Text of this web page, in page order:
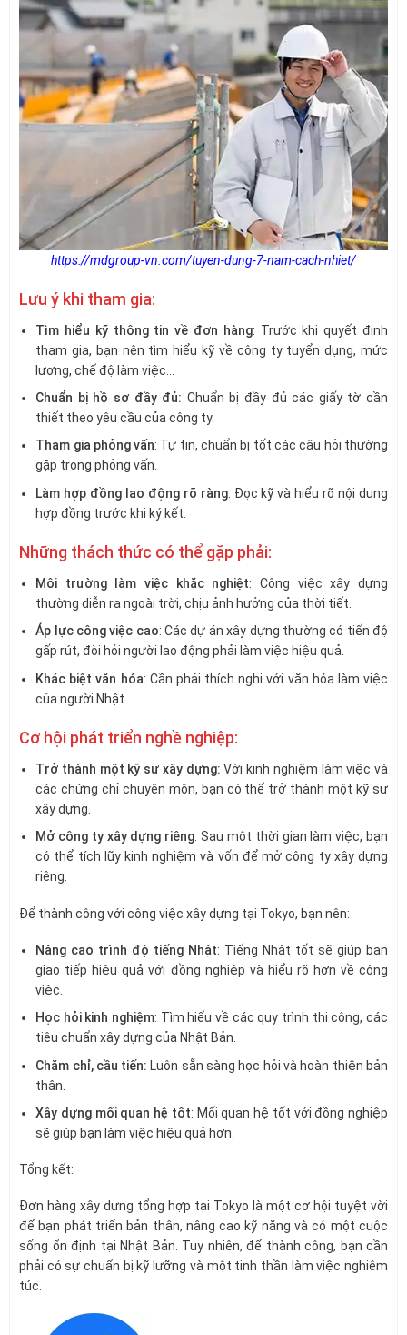
https://mdgroup-vn.com/tuyen-dung-7-nam-cach-nhiet/
Lưu ý khi tham gia:
Tìm hiểu kỹ thông tin về đơn hàng: Trước khi quyết định
tham gia, bạn nên tìm hiểu kỹ về công ty tuyển dụng, mức
lương, chế độ làm việc…
Chuẩn bị hồ sơ đầy đủ: Chuẩn bị đầy đủ các giấy tờ cần
thiết theo yêu cầu của công ty.
Tham gia phỏng vấn: Tự tin, chuẩn bị tốt các câu hỏi thường
gặp trong phỏng vấn.
Làm hợp đồng lao động rõ ràng: Đọc kỹ và hiểu rõ nội dung
hợp đồng trước khi ký kết.
Những thách thức có thể gặp phải:
Môi trường làm việc khắc nghiệt: Công việc xây dựng
thường diễn ra ngoài trời, chịu ảnh hưởng của thời tiết.
Áp lực công việc cao: Các dự án xây dựng thường có tiến độ
gấp rút, đòi hỏi người lao động phải làm việc hiệu quả.
Khác biệt văn hóa: Cần phải thích nghi với văn hóa làm việc
của người Nhật.
Cơ hội phát triển nghề nghiệp:
Trở thành một kỹ sư xây dựng: Với kinh nghiệm làm việc và
các chứng chỉ chuyên môn, bạn có thể trở thành một kỹ sư
xây dựng.
Mở công ty xây dựng riêng: Sau một thời gian làm việc, bạn
có thể tích lũy kinh nghiệm và vốn để mở công ty xây dựng
riêng.
Để thành công với công việc xây dựng tại Tokyo, bạn nên:
Nâng cao trình độ tiếng Nhật: Tiếng Nhật tốt sẽ giúp bạn
giao tiếp hiệu quả với đồng nghiệp và hiểu rõ hơn về công
việc.
Học hỏi kinh nghiệm: Tìm hiểu về các quy trình thi công, các
tiêu chuẩn xây dựng của Nhật Bản.
Chăm chỉ, cầu tiến: Luôn sẵn sàng học hỏi và hoàn thiện bản
thân.
Xây dựng mối quan hệ tốt: Mối quan hệ tốt với đồng nghiệp
sẽ giúp bạn làm việc hiệu quả hơn.
Tổng kết:
Đơn hàng xây dựng tổng hợp tại Tokyo là một cơ hội tuyệt vời
để bạn phát triển bản thân, nâng cao kỹ năng và có một cuộc
sống ổn định tại Nhật Bản. Tuy nhiên, để thành công, bạn cần
phải có sự chuẩn bị kỹ lưỡng và một tinh thần làm việc nghiêm
túc.